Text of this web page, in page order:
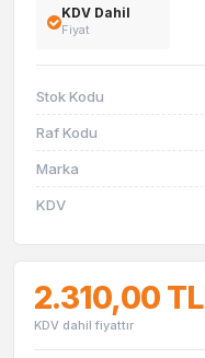
KDV Dahil
Fiyat
Stok Kodu
Raf Kodu
Marka
KDV
2.310,00 TL
KDV dahil fiyattır